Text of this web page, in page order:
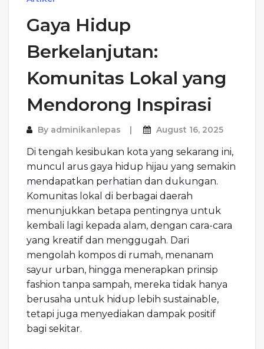
Gaya Hidup
Berkelanjutan:
Komunitas Lokal yang
Mendorong Inspirasi
By adminikanlepas August 16, 2025
Di tengah kesibukan kota yang sekarang ini,
muncul arus gaya hidup hijau yang semakin
mendapatkan perhatian dan dukungan.
Komunitas lokal di berbagai daerah
menunjukkan betapa pentingnya untuk
kembali lagi kepada alam, dengan cara-cara
yang kreatif dan menggugah. Dari
mengolah kompos di rumah, menanam
sayur urban, hingga menerapkan prinsip
fashion tanpa sampah, mereka tidak hanya
berusaha untuk hidup lebih sustainable,
tetapi juga menyediakan dampak positif
bagi sekitar.